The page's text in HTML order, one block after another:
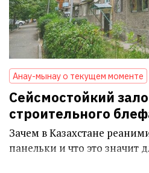
Анау-мынау о текущем моменте
Сейсмостойкий
строительного
Зачем в Казахстане
панельки и что это значит